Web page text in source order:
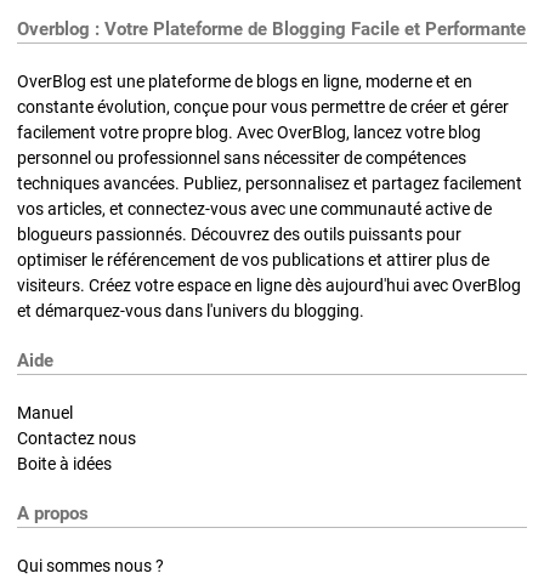
Overblog : Votre Plateforme de Blogging Facile et Performante
OverBlog est une plateforme de blogs en ligne, moderne et en
constante évolution, conçue pour vous permettre de créer et gérer
facilement votre propre blog. Avec OverBlog, lancez votre blog
personnel ou professionnel sans nécessiter de compétences
techniques avancées. Publiez, personnalisez et partagez facilement
vos articles, et connectez-vous avec une communauté active de
blogueurs passionnés. Découvrez des outils puissants pour
optimiser le référencement de vos publications et attirer plus de
visiteurs. Créez votre espace en ligne dès aujourd'hui avec OverBlog
et démarquez-vous dans l'univers du blogging.
Aide
Manuel
Contactez nous
Boite à idées
A propos
Qui sommes nous ?